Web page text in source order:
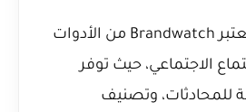
تعتبر Brandwatch من الأدوات
الاجتماعي، حيث توفر
للمحادثات، وتصنيف